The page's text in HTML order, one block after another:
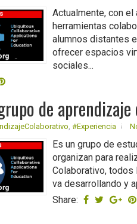
Actualmente, con
herramientas
alumnos distantes
ofrecer espacios
sociales...
de
, #Experiencia
Es un grupo de
organizan para
Colaborativo,
va desarrollando y
Share: